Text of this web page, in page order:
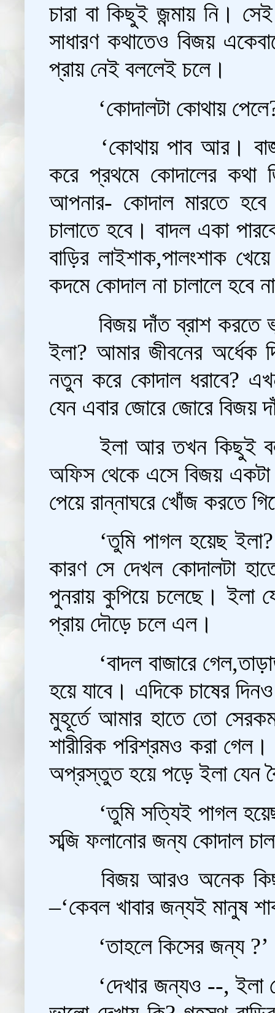
চারা বা কিছুই জন্মায় নি।
সাধারণ কথাতেও বিজয়
প্রায় নেই বললেই চলে।
‘কোদালটা কোথায়
‘কোথায় পাব আর।
করে প্রথমে কোদালের কথা
আপনার- কোদাল মারতে
চালাতে হবে। বাদল একা
বাড়ির লাইশাক,পালংশাক
কদমে কোদাল না চালালে হবে
বিজয় দাঁত ব্রাশ করতে
ইলা? আমার জীবনের
নতুন করে কোদাল ধরাবে?
যেন এবার জোরে জোরে বিজয়
ইলা আর তখন কিছুই
অফিস থেকে এসে বিজয় একটা
পেয়ে রান্নাঘরে খোঁজ করতে
‘তুমি পাগল হয়েছ
কারণ সে দেখল কোদালটা
পুনরায় কুপিয়ে চলেছে। ইলা
প্রায় দৌড়ে চলে এল।
‘বাদল বাজারে
হয়ে যাবে। এদিকে চাষের
মুহূর্তে আমার হাতে তো
শারীরিক পরিশ্রমও করা গেল।
অপ্রস্তুত হয়ে পড়ে ইলা যেন
‘তুমি সত্যিই পাগল
সব্জি ফলানোর জন্য কোদাল
বিজয় আরও অনেক কিছু
–‘কেবল খাবার জন্যই মানুষ
‘তাহলে কিসের জন্য
‘দেখার জন্যও --, ইলা